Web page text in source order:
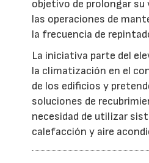
objetivo de prolongar su
las operaciones de
la frecuencia de
La iniciativa parte del
la climatización en el
de los edificios y
soluciones de
necesidad de utilizar
calefacción y aire